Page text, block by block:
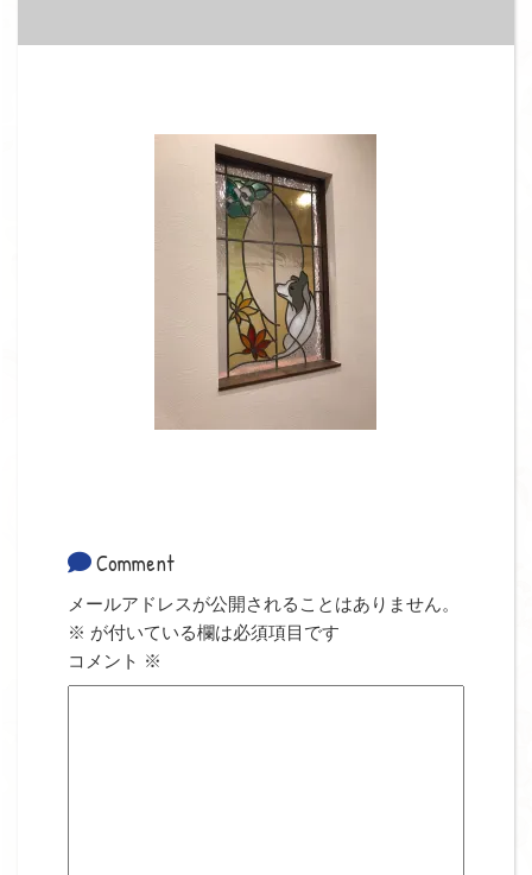
Comment
メールアドレスが公開されることはありません。
※ が付いている欄は必須項目です
コメント ※